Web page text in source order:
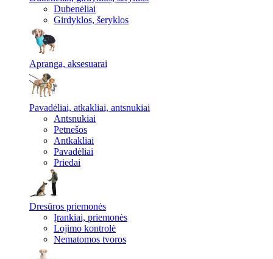
Dubenėliai
Girdyklos, šeryklos
Apranga, aksesuarai
Pavadėliai, atkakliai, antsnukiai
Antsnukiai
Petnešos
Antkakliai
Pavadėliai
Priedai
Dresūros priemonės
Įrankiai, priemonės
Lojimo kontrolė
Nematomos tvoros